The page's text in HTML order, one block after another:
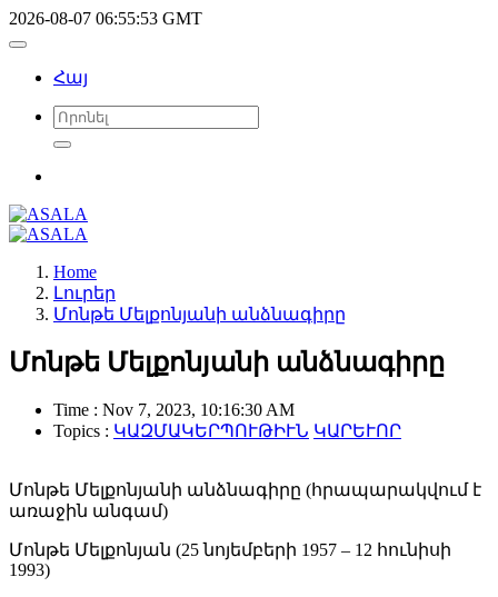
2026-08-07 06:55:53 GMT
Հայ
Home
Լուրեր
Մոնթե Մելքոնյանի անձնագիրը
Մոնթե Մելքոնյանի անձնագիրը
Time : Nov 7, 2023, 10:16:30 AM
Topics : ԿԱԶՄԱԿԵՐՊՈՒԹԻՒՆ ԿԱՐԵՒՈՐ
Մոնթե Մելքոնյանի անձնագիրը (հրապարակվում է
առաջին անգամ)
Մոնթե Մելքոնյան (25 նոյեմբերի 1957 – 12 հունիսի
1993)